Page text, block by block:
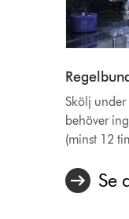
Skölj
behöver
(minst 12
Se